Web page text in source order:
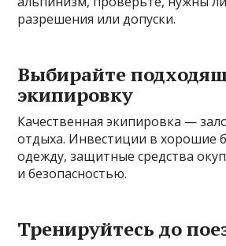
разрешения или допуски.
Выбирайте
экипировку
Качественная экипировка —
отдыха. Инвестиции в хорошие
одежду, защитные средства
и безопасностью.
Тренируйтесь до